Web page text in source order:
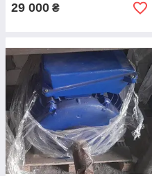
29 000 ₴